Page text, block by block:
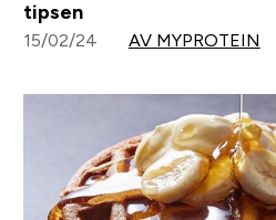
tipsen
15/02/24 AV MYPROTEIN